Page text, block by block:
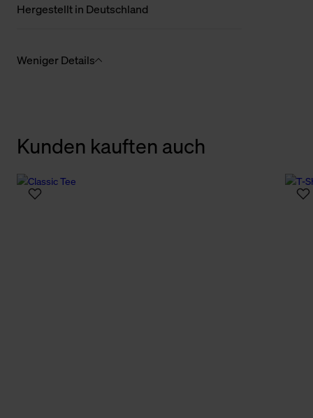
Hergestellt in Deutschland
Weniger Details
Kunden kauften auch